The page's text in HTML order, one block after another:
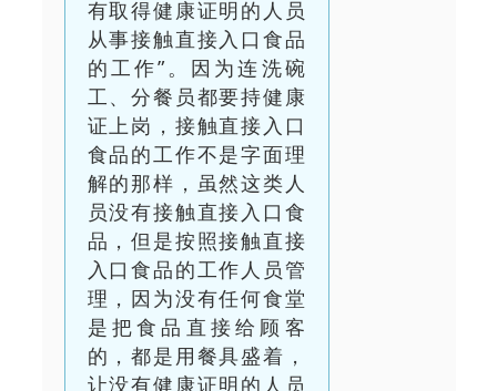
有取得健康证明的人员
从事接触直接入口食品
的工作”。因为连洗碗
工、分餐员都要持健康
证上岗，接触直接入口
食品的工作不是字面理
解的那样，虽然这类人
员没有接触直接入口食
品，但是按照接触直接
入口食品的工作人员管
理，因为没有任何食堂
是把食品直接给顾客
的，都是用餐具盛着，
让没有健康证明的人员